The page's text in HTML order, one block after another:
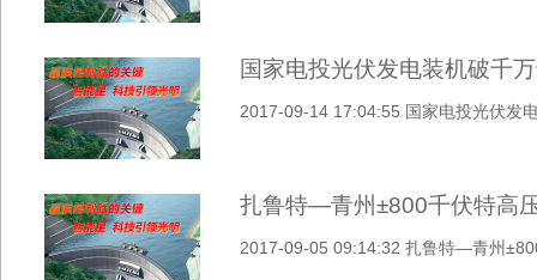
国家电投光伏发电装机破千
2017-09-14 17:04:55 国家电投光伏发
扎鲁特—青州±800千伏特高
2017-09-05 09:14:32 扎鲁特—青州